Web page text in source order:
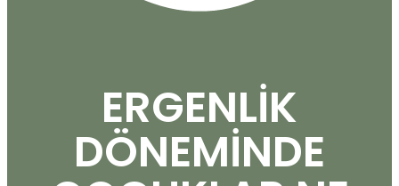
ERGENLİK
DÖNEMİNDE